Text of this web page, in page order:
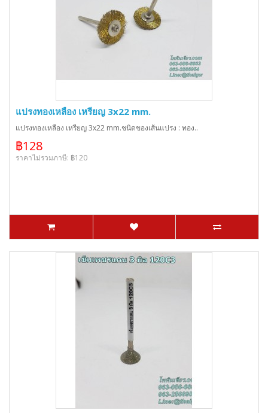
แปรงทองเหลือง เหรียญ 3x22 mm.
แปรงทองเหลือง เหรียญ 3x22 mm.ชนิดของเส้นแปรง : ทอง..
฿128
ราคาไม่รวมภาษี: ฿120